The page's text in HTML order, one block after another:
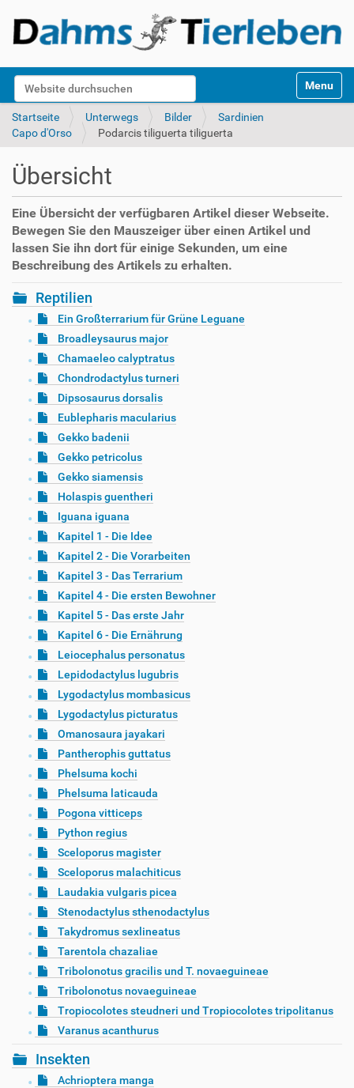
Website durchsuchen
k
Toggle
Startseite Unterwegs Bilder
Sardinien
Capo d'Orso
Podarcis tiliguerta tiliguerta
Übersicht
Eine Übersicht der verfügbaren Artikel dieser Webseite.
Bewegen Sie den Mauszeiger über einen Artikel und
lassen Sie ihn dort für einige Sekunden, um eine
Beschreibung des Artikels zu erhalten.
Reptilien
Ein Großterrarium für Grüne Leguane
Broadleysaurus major
Chamaeleo calyptratus
Chondrodactylus turneri
Dipsosaurus dorsalis
Eublepharis macularius
Gekko badenii
Gekko petricolus
Gekko siamensis
Holaspis guentheri
Iguana iguana
Kapitel 1 - Die Idee
Kapitel 2 - Die Vorarbeiten
Kapitel 3 - Das Terrarium
Kapitel 4 - Die ersten Bewohner
Kapitel 5 - Das erste Jahr
Kapitel 6 - Die Ernährung
Leiocephalus personatus
Lepidodactylus lugubris
Lygodactylus mombasicus
Lygodactylus picturatus
Omanosaura jayakari
Pantherophis guttatus
Phelsuma kochi
Phelsuma laticauda
Pogona vitticeps
Python regius
Sceloporus magister
Sceloporus malachiticus
Laudakia vulgaris picea
Stenodactylus sthenodactylus
Takydromus sexlineatus
Tarentola chazaliae
Tribolonotus gracilis und T. novaeguineae
Tribolonotus novaeguineae
Tropiocolotes steudneri und Tropiocolotes tripolitanus
Varanus acanthurus
Insekten
Achrioptera manga